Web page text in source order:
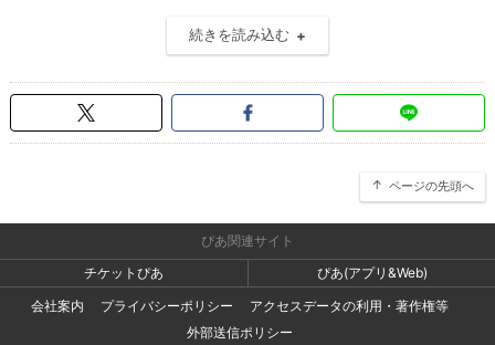
続きを読み込む
ページの先頭へ
ぴあ関連サイト
チケットぴあ
ぴあ(アプリ&Web)
会社案内
プライバシーポリシー
アクセスデータの利用・著作権等
外部送信ポリシー